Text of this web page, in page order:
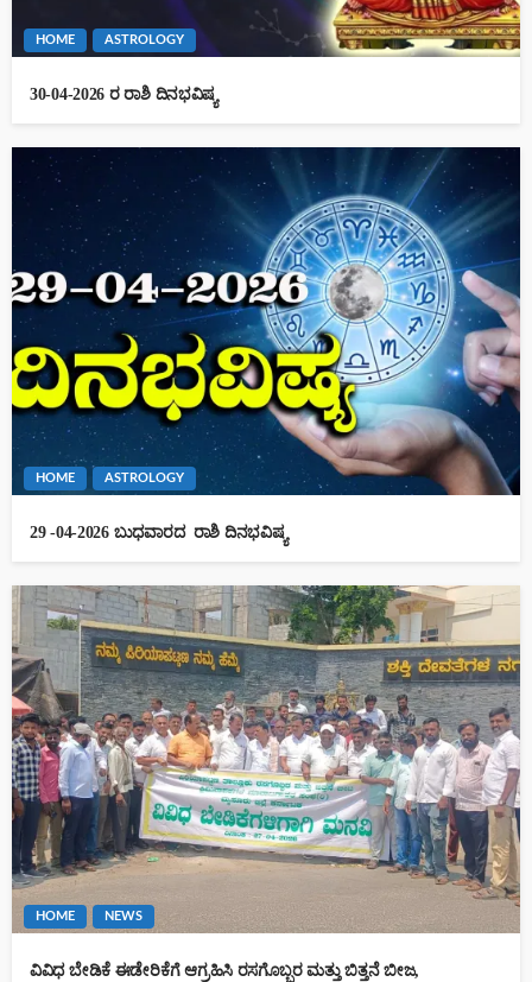
HOME ASTROLOGY
30-04-2026 ರ ರಾಶಿ ದಿನಭವಿಷ್ಯ
HOME ASTROLOGY
29 -04-2026 ಬುಧವಾರದ ರಾಶಿ ದಿನಭವಿಷ್ಯ
HOME NEWS
ವಿವಿಧ ಬೇಡಿಕೆ ಈಡೇರಿಕೆಗೆ ಆಗ್ರಹಿಸಿ ರಸಗೊಬ್ಬರ ಮತ್ತು ಬಿತ್ತನೆ ಬೀಜ,